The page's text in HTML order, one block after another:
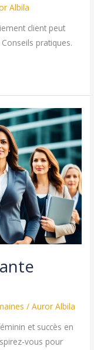
Albila
client peut
pratiques.
/Auror Albila
et succès en
vous pour